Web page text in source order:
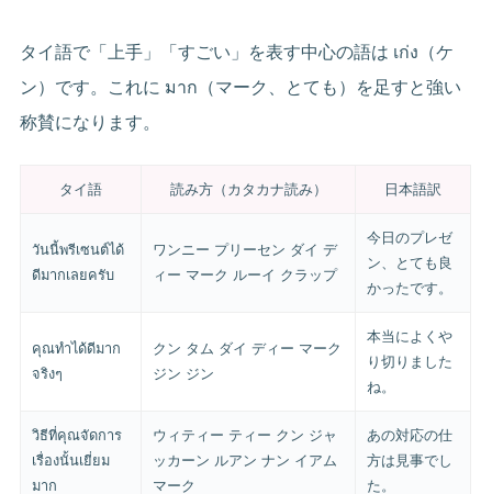
タイ語で「上手」「すごい」を表す中心の語は เก่ง（ケ
ン）です。これに มาก（マーク、とても）を足すと強い
称賛になります。
タイ語 読み方（カタカナ読み） 日本語訳
วันนี้พรีเซนต์ได้
ดีมากเลยครับ
ワンニー プリーセン ダイ デ
ィー マーク ルーイ クラップ
今日のプレゼ
ン、とても良
かったです。
คุณทำได้ดีมาก
จริงๆ
クン タム ダイ ディー マーク
ジン ジン
本当によくや
り切りました
ね。
วิธีที่คุณจัดการ
เรื่องนั้นเยี่ยม
มาก
ウィティー ティー クン ジャ
ッカーン ルアン ナン イアム
マーク
あの対応の仕
方は見事でし
た。